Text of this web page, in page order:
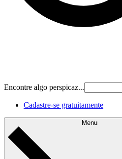
Encontre algo perspicaz...
Cadastre‐se gratuitamente
Menu